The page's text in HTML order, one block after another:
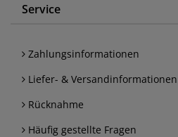
Service
Zahlungsinformationen
Liefer- & Versandinformationen
Rücknahme
Häufig gestellte Fragen